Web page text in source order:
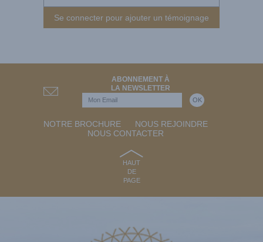
Se connecter pour ajouter un témoignage
ABONNEMENT À
LA NEWSLETTER
NOTRE BROCHURE
NOUS REJOINDRE
NOUS CONTACTER
HAUT
DE
PAGE